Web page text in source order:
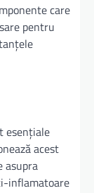
care
pentru
esențiale
acest
asupra
inflamatoare